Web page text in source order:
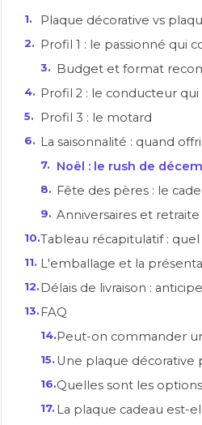
Plaque décorative vs
Profil 1 : le passionné qui
Budget et format
Profil 2 : le conducteur
Profil 3 : le motard
La saisonnalité : quand
Noël : le rush de
Fête des pères : le
Anniversaires et retraite
Tableau récapitulatif :
L'emballage et la
Délais de livraison :
FAQ
Peut-on commander
Une plaque décorative
Quelles sont les
La plaque cadeau est-